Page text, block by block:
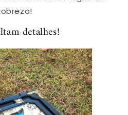
detalhes!